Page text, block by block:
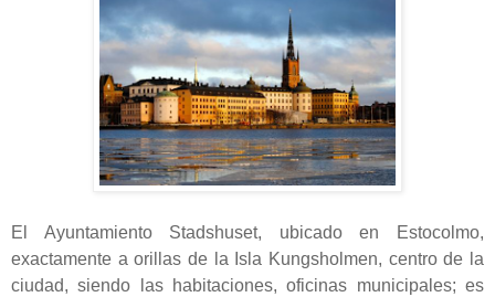
El Ayuntamiento Stadshuset, ubicado en Estocolmo,
exactamente a orillas de la Isla Kungsholmen, centro de la
ciudad, siendo las habitaciones, oficinas municipales; es